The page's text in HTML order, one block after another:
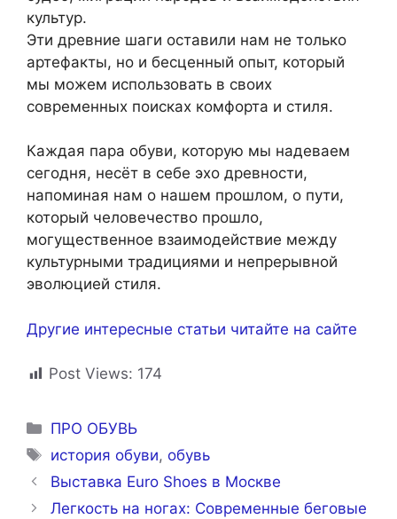
культур.
Эти древние шаги оставили нам не только
артефакты, но и бесценный опыт, который
мы можем использовать в своих
современных поисках комфорта и стиля.
Каждая пара обуви, которую мы надеваем
сегодня, несёт в себе эхо древности,
напоминая нам о нашем прошлом, о пути,
который человечество прошло,
могущественное взаимодействие между
культурными традициями и непрерывной
эволюцией стиля.
Другие интересные статьи читайте на сайте
Post Views: 174
Рубрики
ПРО ОБУВЬ
Метки
история обуви, обувь
Выставка Euro Shoes в Москве
Легкость на ногах: Современные беговые